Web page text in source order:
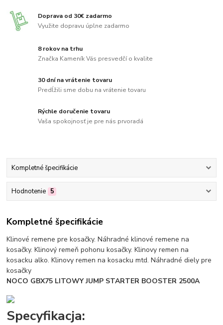
Doprava od 30€ zadarmo
Využite dopravu úplne zadarmo
8 rokov na trhu
Značka Kameník Vás presvedčí o kvalite
30 dní na vrátenie tovaru
Predĺžili sme dobu na vrátenie tovaru
Rýchle doručenie tovaru
Vaša spokojnosť je pre nás prvoradá
Kompletné špecifikácie
Hodnotenie 5
Kompletné špecifikácie
Klinové remene pre kosačky. Náhradné klinové remene na
kosačky. Klinový remeň pohonu kosačky. Klinovy remen na
kosacku alko. Klinovy remen na kosacku mtd. Náhradné diely pre
kosačky
NOCO GBX75 LITOWY JUMP STARTER BOOSTER 2500A
Specyfikacja: